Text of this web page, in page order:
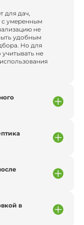
для дач,
с умеренным
не
удобным
Но для
не
в